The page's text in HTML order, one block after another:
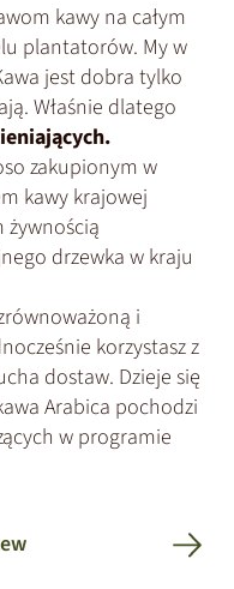
kawy na całym
plantatorów. My w
jest dobra tylko
Właśnie dlatego
zakupionym w
kawy krajowej
drzewka w kraju
i
korzystasz z
dostaw. Dzieje się
Arabica pochodzi
w programie